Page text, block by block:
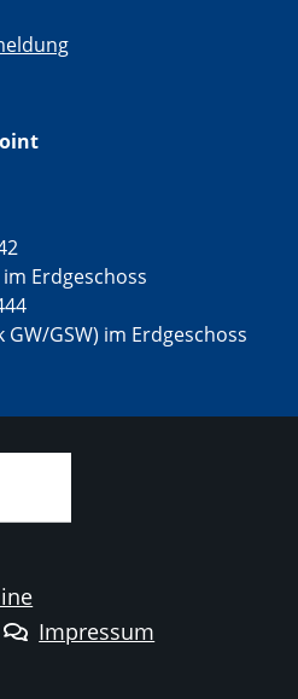
Erdgeschoss
GSW) im Erdgeschoss
Impressum